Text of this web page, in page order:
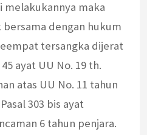
maka
dengan hukum
tersangka dijerat
ayat UU No. 19 th.
atas UU No. 11 tahun
303 bis ayat
6 tahun penjara.